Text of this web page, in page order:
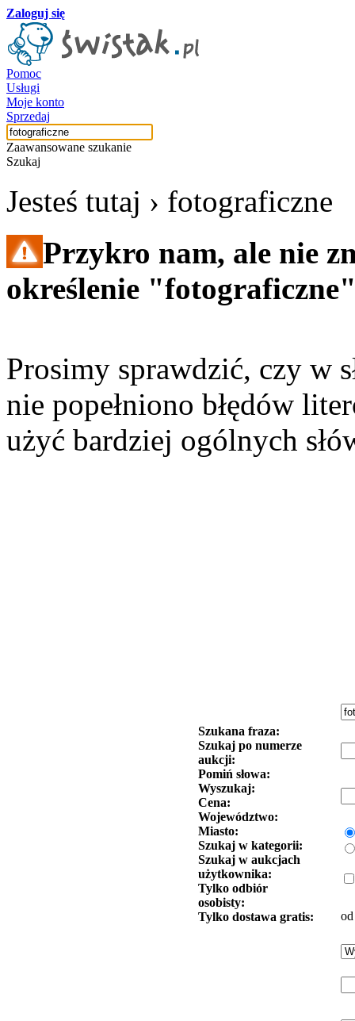
Zaloguj się
Pomoc
Usługi
Moje konto
Sprzedaj
Zaawansowane szukanie
Szukaj
Jesteś tutaj › fotograficzne
Przykro nam, ale nie
określenie
Prosimy sprawdzić, czy w
nie popełniono błędów
użyć bardziej ogólnych
Szukana fraza:
Szukaj po numerze
aukcji:
Pomiń słowa:
Wyszukaj:
Cena:
Województwo:
Miasto:
Szukaj w kategorii:
Szukaj w aukcjach
użytkownika:
Tylko odbiór
osobisty:
Tylko dostawa gratis:
od